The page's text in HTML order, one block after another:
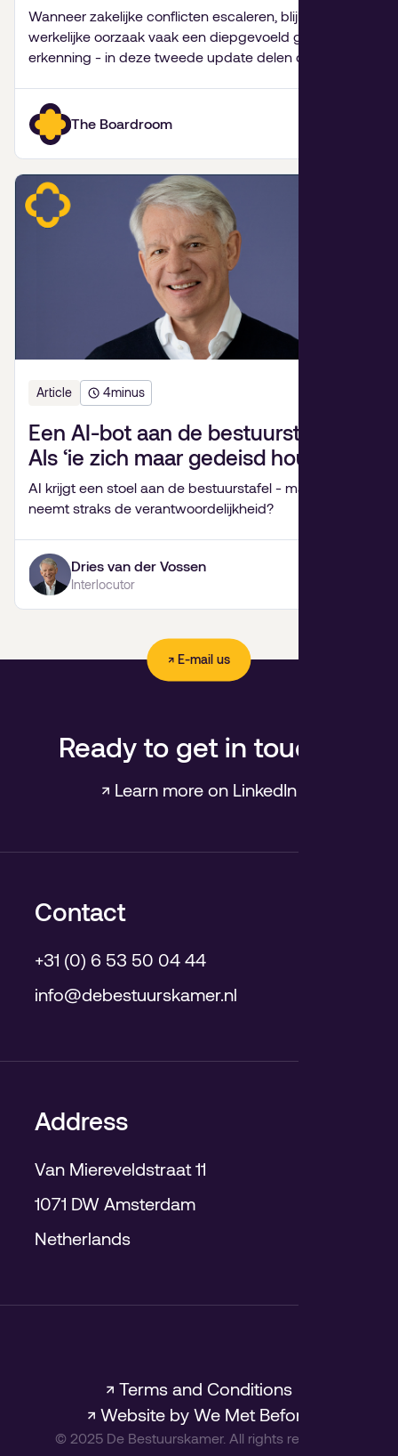
Wanneer zakelijke conflicten escaleren, blijkt de
werkelijke oorzaak vaak een diepgevoeld gebrek aan
erkenning - in deze tweede update delen de
onverwachte levenslessen en de kracht van kunst.
The Boardroom
Article 4minus
Een AI-bot aan de bestuurstafel?
Als ‘ie zich maar gedeisd houdt.
AI krijgt een stoel aan de bestuurstafel - maar wie
neemt straks de verantwoordelijkheid?
Dries van der Vossen
Interlocutor
↗ E-mail us
Ready to get in touch?
↗ Learn more on LinkedIn
Contact
+31 (0) 6 53 50 04 44
info@debestuurskamer.nl
Address
Van Miereveldstraat 11
1071 DW Amsterdam
Netherlands
© 2025 De Bestuurskamer. All rights reserved
↗ Terms and Conditions
↗ Website by We Met Before